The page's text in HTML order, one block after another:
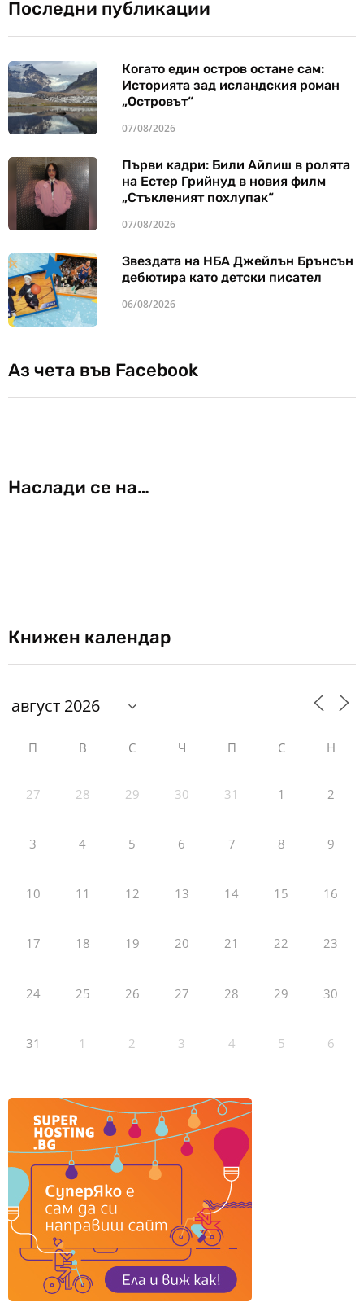
Последни публикации
Когато един остров остане сам:
Историята зад исландския роман
„Островът“
07/08/2026
Първи кадри: Били Айлиш в ролята
на Естер Грийнуд в новия филм
„Стъкленият похлупак“
07/08/2026
Звездата на НБА Джейлън Брънсън
дебютира като детски писател
06/08/2026
Аз чета във Facebook
Наслади се на…
Книжен календар
П В С Ч П С Н
27 28 29 30 31 1 2
3 4 5 6 7 8 9
10 11 12 13 14 15 16
17 18 19 20 21 22 23
24 25 26 27 28 29 30
31 1 2 3 4 5 6